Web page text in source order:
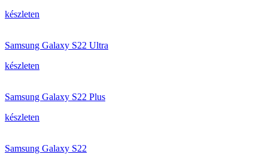
készleten
Samsung Galaxy S22 Ultra
készleten
Samsung Galaxy S22 Plus
készleten
Samsung Galaxy S22